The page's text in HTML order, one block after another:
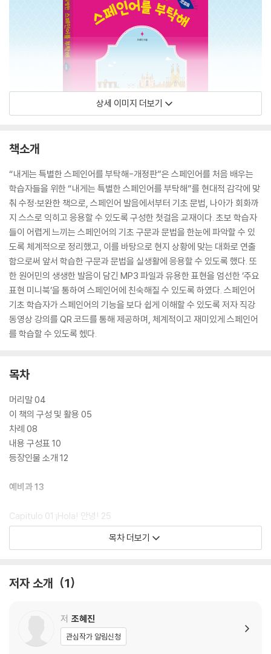
상세 이미지 더보기
책소개
“내게는 특별한 스페인어를 부탁해-개정판”은 스페인어를 처음 배우는
학습자들을 위한 “내게는 특별한 스페인어를 부탁해”를 현대적 감각에 맞
춰 수정·보완한 책으로, 스페인어 발음에서부터 기초 문법, 나아가 회화까
지 스스로 익히고 응용할 수 있도록 구성한 첫걸음 교재이다. 초보 학습자
들이 어렵게 느끼는 스페인어의 기초 구문과 문법을 한눈에 파악할 수 있
도록 체계적으로 정리했고, 이를 바탕으로 현지 상황에 맞는 대화로 연출
함으로써 앞서 학습한 구문과 문법을 실생활에 응용할 수 있도록 했다. 또
한 원어민의 생생한 발음이 담긴 MP3 파일과 유용한 표현을 엄선한 ‘주요
표현 미니북’을 통하여 스페인어에 친숙해질 수 있도록 하였다. 스페인어
기초 학습자가 스페인어의 기능을 보다 쉽게 이해할 수 있도록 저자 직강
동영상 강의를 QR 코드를 통해 제공하며, 체계적이고 재미있게 스페인어
를 학습할 수 있도록 헸다.
목차
머리말 04
이 책의 구성 및 활용 05
차례 08
내용 구성표 10
등장인물 소개 12
예비과 13
Capitulo 01 ¡Hola! 안녕! 25
Capitulo 02 ¿Como esta? 어떻게 지내니? 35
Capitulo 03 ¿Como te llamas? 이름이 뭐니? 45
Capitulo 06 ¿Hablas espanl? 스페인어를 할 줄 아니? 75
Capitulo 08 Tengo mucho frio. 너무 추워. 95
Capitulo 09 Te quiero a ti. 너를 사랑해. 105
Capitulo 10 Hoy hace buen tiempo. 오늘 날씨가 좋아요. 115
목차 더보기
저자 소개 1
저 조혜진
관심작가 알림신청